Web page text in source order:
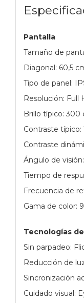
Pantalla
Tamaño de
Diagonal: 60,5
Tipo de panel:
Resolución: Full
Brillo típico: 300
Contraste típico:
Contraste
Ángulo de
Tiempo de
Frecuencia de
Gama de color:
Tecnologías
Sin parpadeo:
Reducción de
Sincronización
Cuidado visual: